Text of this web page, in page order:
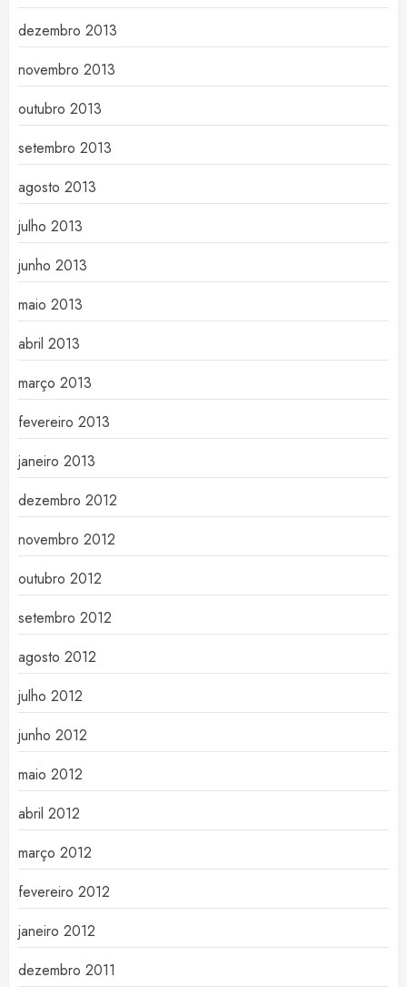
dezembro 2013
novembro 2013
outubro 2013
setembro 2013
agosto 2013
julho 2013
junho 2013
maio 2013
abril 2013
março 2013
fevereiro 2013
janeiro 2013
dezembro 2012
novembro 2012
outubro 2012
setembro 2012
agosto 2012
julho 2012
junho 2012
maio 2012
abril 2012
março 2012
fevereiro 2012
janeiro 2012
dezembro 2011